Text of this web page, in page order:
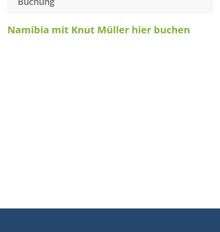
Namibia mit Knut Müller hier buchen